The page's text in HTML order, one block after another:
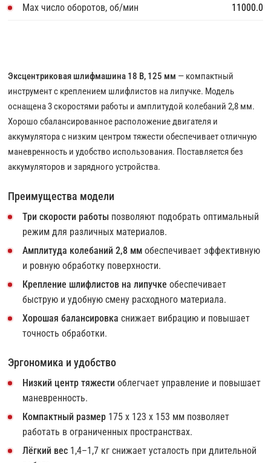
Эксцентриковая шлифмашина 18 В, 125 мм — компактный
инструмент с креплением шлифлистов на липучке. Модель
оснащена 3 скоростями работы и амплитудой колебаний 2,8 мм.
Хорошо сбалансированное расположение двигателя и
аккумулятора с низким центром тяжести обеспечивает отличную
маневренность и удобство использования. Поставляется без
аккумуляторов и зарядного устройства.
Преимущества модели
Три скорости работы позволяют подобрать оптимальный
режим для различных материалов.
Амплитуда колебаний 2,8 мм обеспечивает эффективную
и ровную обработку поверхности.
Крепление шлифлистов на липучке обеспечивает
быструю и удобную смену расходного материала.
Хорошая балансировка снижает вибрацию и повышает
точность обработки.
Эргономика и удобство
Низкий центр тяжести облегчает управление и повышает
маневренность.
Компактный размер 175 x 123 x 153 мм позволяет
работать в ограниченных пространствах.
Лёгкий вес 1,4–1,7 кг снижает усталость при длительной
Max число оборотов, об/мин 11000.0